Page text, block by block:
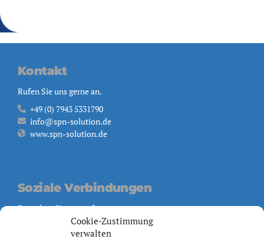
Cookie-Zustimmung
verwalten
Kontakt
Rufen Sie uns gerne an.
+49 (0) 7943 5331790
info@spn-solution.de
www.spn-solution.de
Soziale Verbindungen
Besuchen Sie uns auf